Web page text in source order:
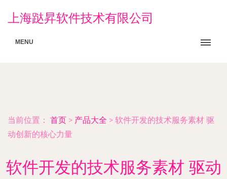
上海跶昇软件技术有限公司
MENU
当前位置： 首页 > 产品大全 > 软件开发的技术服务素材 驱
动创新的核心力量
软件开发的技术服务素材 驱动